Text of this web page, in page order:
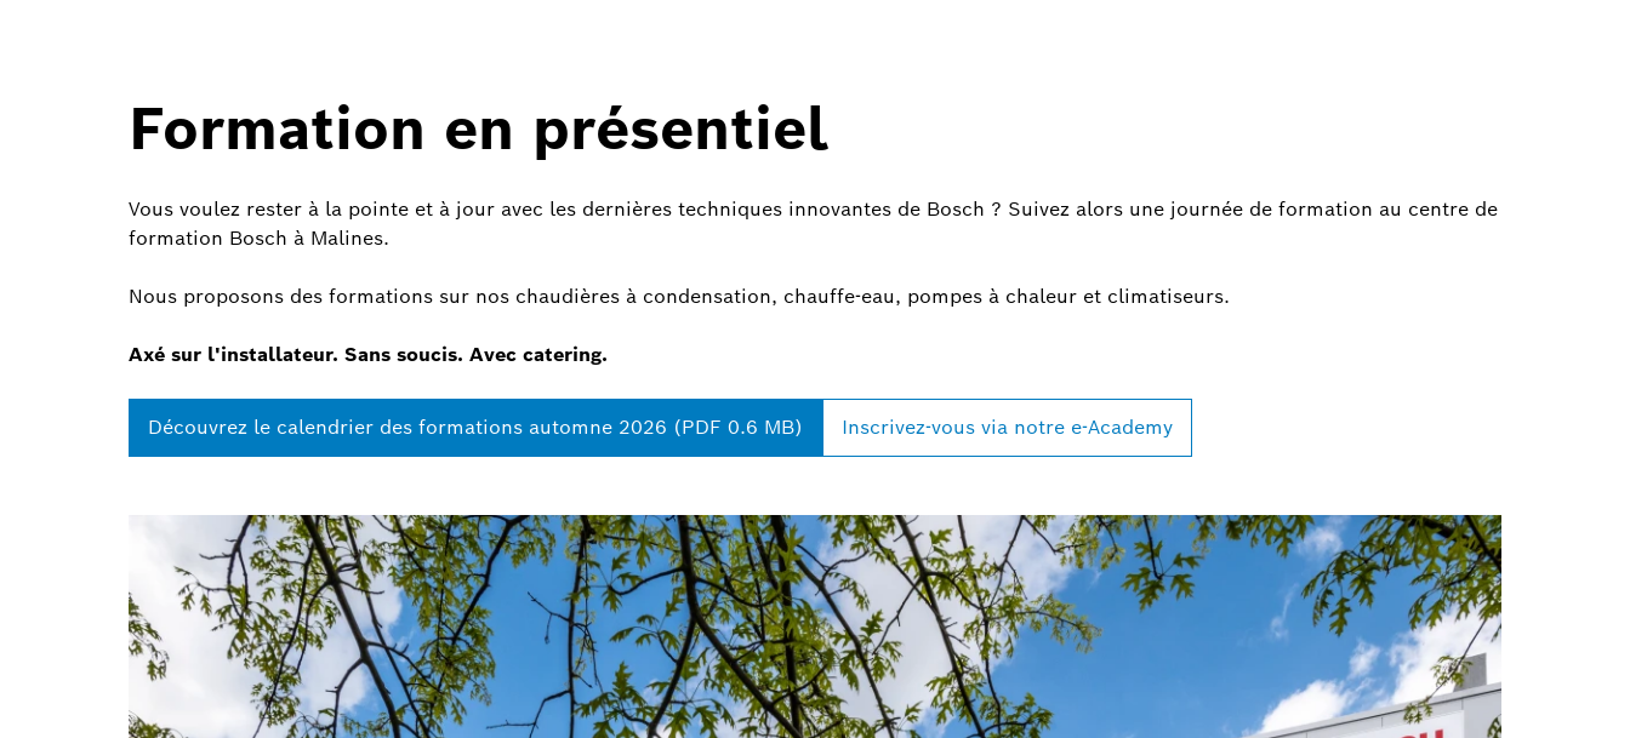
Formation en présentiel
Vous voulez rester à la pointe et à jour avec les dernières techniques innovantes de Bosch ? Suivez alors une journée de formation au centre de
formation Bosch à Malines.
Nous proposons des formations sur nos chaudières à condensation, chauffe-eau, pompes à chaleur et climatiseurs.
Axé sur l'installateur. Sans soucis. Avec catering.
Découvrez le calendrier des formations automne 2026 (PDF 0.6 MB) Inscrivez-vous via notre e-Academy